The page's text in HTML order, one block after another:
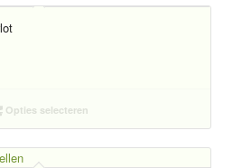
Opties selecteren